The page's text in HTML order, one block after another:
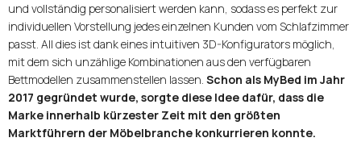
und vollständig personalisiert werden kann, sodass es perfekt zur
individuellen Vorstellung jedes einzelnen Kunden vom Schlafzimmer
passt. All dies ist dank eines intuitiven 3D-Konfigurators möglich,
mit dem sich unzählige Kombinationen aus den verfügbaren
Bettmodellen zusammenstellen lassen. Schon als MyBed im Jahr
2017 gegründet wurde, sorgte diese Idee dafür, dass die
Marke innerhalb kürzester Zeit mit den größten
Marktführern der Möbelbranche konkurrieren konnte.